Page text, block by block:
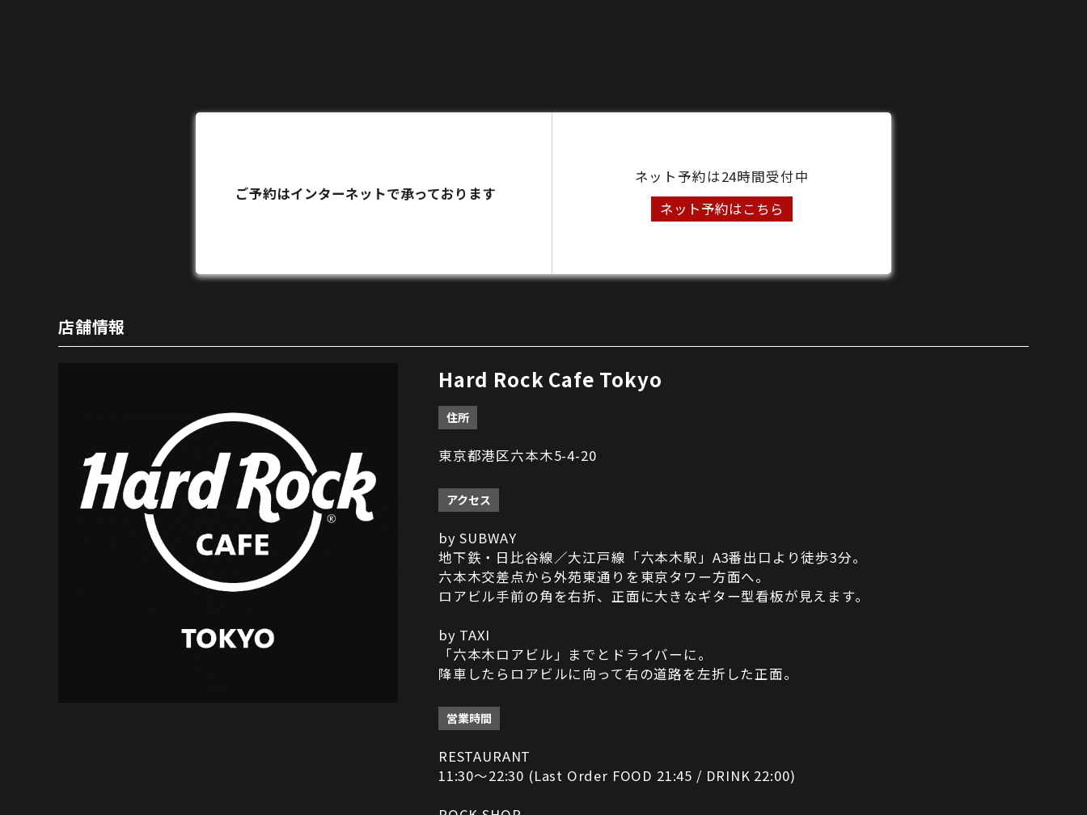
ご予約はインターネットで承っております
ネット予約は24時間受付中
ネット予約はこちら
店舗情報
Hard Rock Cafe Tokyo
住所
東京都港区六本木5-4-20
アクセス
by SUBWAY
地下鉄・日比谷線／大江戸線「六本木駅」A3番出口より徒歩3分。
六本木交差点から外苑東通りを東京タワー方面へ。
ロアビル手前の角を右折、正面に大きなギター型看板が見えます。
by TAXI
「六本木ロアビル」までとドライバーに。
降車したらロアビルに向って右の道路を左折した正面。
営業時間
RESTAURANT
11:30～22:30 (Last Order FOOD 21:45 / DRINK 22:00)